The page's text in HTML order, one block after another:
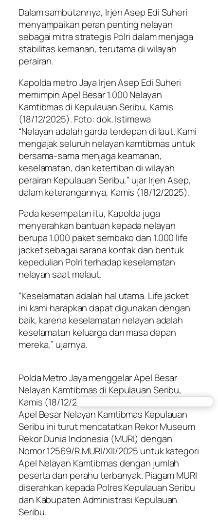
Dalam sambutannya, Irjen Asep Edi Suheri
menyampaikan peran penting nelayan
sebagai mitra strategis Polri dalam menjaga
stabilitas kemanan, terutama di wilayah
perairan.
Kapolda metro Jaya Irjen Asep Edi Suheri
memimpin Apel Besar 1.000 Nelayan
Kamtibmas di Kepulauan Seribu, Kamis
(18/12/2025). Foto: dok. Istimewa
“Nelayan adalah garda terdepan di laut. Kami
mengajak seluruh nelayan kamtibmas untuk
bersama-sama menjaga keamanan,
keselamatan, dan ketertiban di wilayah
perairan Kepulauan Seribu,” ujar Irjen Asep,
dalam keterangannya, Kamis (18/12/2025).
Pada kesempatan itu, Kapolda juga
menyerahkan bantuan kepada nelayan
berupa 1.000 paket sembako dan 1.000 life
jacket sebagai sarana kontak dan bentuk
kepedulian Polri terhadap keselamatan
nelayan saat melaut.
“Keselamatan adalah hal utama. Life jacket
ini kami harapkan dapat digunakan dengan
baik, karena keselamatan nelayan adalah
keselamatan keluarga dan masa depan
mereka,” ujarnya.
Polda Metro Jaya menggelar Apel Besar
Nelayan Kamtibmas di Kepulauan Seribu,
Kamis (18/12/2025). Foto: dok. Polda Metro
Apel Besar Nelayan Kamtibmas Kepulauan
Seribu ini turut mencatatkan Rekor Museum
Rekor Dunia Indonesia (MURI) dengan
Nomor 12569/R.MURI/XII/2025 untuk kategori
Apel Nelayan Kamtibmas dengan jumlah
peserta dan perahu terbanyak. Piagam MURI
diserahkan kepada Polres Kepulauan Seribu
dan Kabupaten Administrasi Kepulauan
Seribu.